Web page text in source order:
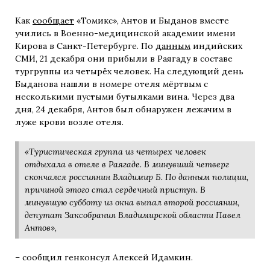
Как сообщает «Томикс», Антов и Быданов вместе
учились в Военно-медицинской академии имени
Кирова в Санкт-Петербурге. По данным индийских
СМИ, 21 декабря они прибыли в Раягаду в составе
тургруппы из четырёх человек. На следующий день
Быданова нашли в номере отеля мёртвым с
несколькими пустыми бутылками вина. Через два
дня, 24 декабря, Антов был обнаружен лежачим в
луже крови возле отеля.
«Туристическая группа из четырех человек
отдыхала в отеле в Раягаде. В минувший четверг
скончался россиянин Владимир Б. По данным полиции,
причиной этого стал сердечный приступ. В
минувшую субботу из окна выпал второй россиянин,
депутат Заксобрания Владимирской области Павел
Антов»,
– сообщил генконсул Алексей Идамкин.